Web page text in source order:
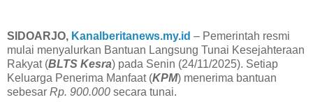
SIDOARJO, Kanalberitanews.my.id – Pemerintah resmi
mulai menyalurkan Bantuan Langsung Tunai Kesejahteraan
Rakyat (BLTS Kesra) pada Senin (24/11/2025). Setiap
Keluarga Penerima Manfaat (KPM) menerima bantuan
sebesar Rp. 900.000 secara tunai.